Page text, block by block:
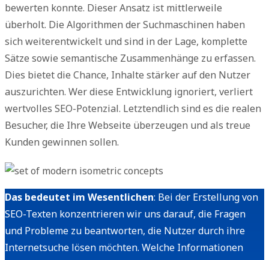
bewerten konnte. Dieser Ansatz ist mittlerweile
überholt. Die Algorithmen der Suchmaschinen haben
sich weiterentwickelt und sind in der Lage, komplette
Sätze sowie semantische Zusammenhänge zu erfassen.
Dies bietet die Chance, Inhalte stärker auf den Nutzer
auszurichten. Wer diese Entwicklung ignoriert, verliert
wertvolles SEO-Potenzial. Letztendlich sind es die realen
Besucher, die Ihre Webseite überzeugen und als treue
Kunden gewinnen sollen.
Das bedeutet im Wesentlichen: Bei der Erstellung von
SEO-Texten konzentrieren wir uns darauf, die Fragen
und Probleme zu beantworten, die Nutzer durch ihre
Internetsuche lösen möchten. Welche Informationen